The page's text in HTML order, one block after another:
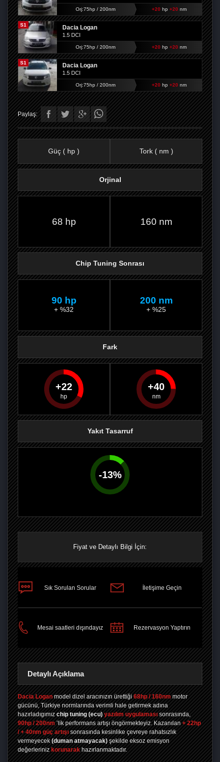
Orj:75hp / 200nm +20 hp +20 nm
S1 Dacia Logan
1.5 DCI
Orj:75hp / 200nm +20 hp +20 nm
S1 Dacia Logan
1.5 DCI
Orj:75hp / 200nm +20 hp +20 nm
Paylaş:
PAYLAŞPAYLAŞPLUS'TA
Güç ( hp ) Tork ( nm )
Orjinal
68 hp 160 nm
Chip Tuning Sonrası
90 hp
+ %32
200 nm
+ %25
Fark
22 40
Yakıt Tasarruf
-13%
Fiyat ve Detaylı Bilgi İçin:
Sık Sorulan Sorular İletişime Geçin
Mesai saatleri dışındayız Rezervasyon Yaptırın
Detaylı Açıklama
Dacia Logan model dizel aracınızın ürettiği 68hp / 160nm motor
gücünü, Türkiye normlarında verimli hale getirmek adına
hazırladıgımız chip tuning (ecu) yazılım uygulaması sonrasında,
90hp / 200nm ’lik performans artışı öngörmekteyiz. Kazanılan + 22hp
/ + 40nm güç artışı sonrasında kesinlike çevreye rahatsızlık
vermeyecek (duman atmayacak) şekilde eksoz emisyon
değerleriniz korunarak hazırlanmaktadır.